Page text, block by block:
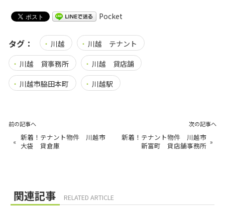
Pocket
タグ： 川越
川越 テナント
川越 貸事務所
川越 貸店舗
川越市脇田本町
川越駅
前の記事へ
« 新着！テナント物件 川越市
大袋 貸倉庫
次の記事へ
新着！テナント物件 川越市
新富町 貸店舗事務所 »
関連記事 RELATED ARTICLE